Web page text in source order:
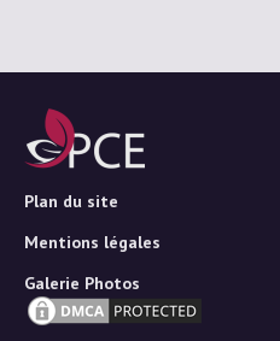
Plan du site
Mentions légales
Galerie Photos